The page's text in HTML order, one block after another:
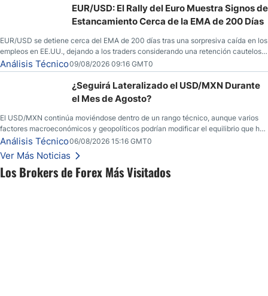
Los Brokers de Forex Más Visitados
EUR/USD: El Rally del Euro Muestra Signos de
Estancamiento Cerca de la EMA de 200 Días
EUR/USD se detiene cerca del EMA de 200 días tras una sorpresiva caída en los
empleos en EE.UU., dejando a los traders considerando una retención cautelosa
ante un fin de semana incierto.
Análisis Técnico09/08/2026 09:16 GMT0
¿Seguirá Lateralizado el USD/MXN Durante
el Mes de Agosto?
El USD/MXN continúa moviéndose dentro de un rango técnico, aunque varios
factores macroeconómicos y geopolíticos podrían modificar el equilibrio que ha
dominado al mercado en las últimas semanas.
Análisis Técnico06/08/2026 15:16 GMT0
Ver Más Noticias